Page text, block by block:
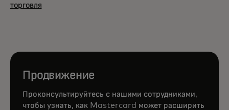
торговля
Продвижение
Проконсультируйтесь с нашими сотрудниками,
чтобы узнать, как Mastercard может расширить